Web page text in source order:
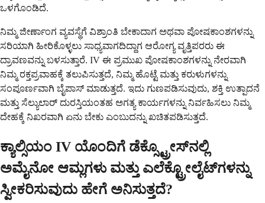
ಒಳಗೊಂಡಿದೆ.
ನಿಮ್ಮ ಜೀರ್ಣಾಂಗ ವ್ಯವಸ್ಥೆಗೆ ವಿಶ್ರಾಂತಿ ಬೇಕಾದಾಗ ಅಥವಾ ಪೋಷಕಾಂಶಗಳನ್ನು
ಸರಿಯಾಗಿ ಹೀರಿಕೊಳ್ಳಲು ಸಾಧ್ಯವಾಗದಿದ್ದಾಗ ಆರೋಗ್ಯ ವೃತ್ತಿಪರರು ಈ
ದ್ರಾವಣವನ್ನು ಬಳಸುತ್ತಾರೆ. IV ಈ ಪ್ರಮುಖ ಪೋಷಕಾಂಶಗಳನ್ನು ನೇರವಾಗಿ
ನಿಮ್ಮ ರಕ್ತಪ್ರವಾಹಕ್ಕೆ ತಲುಪಿಸುತ್ತದೆ, ನಿಮ್ಮ ಹೊಟ್ಟೆ ಮತ್ತು ಕರುಳುಗಳನ್ನು
ಸಂಪೂರ್ಣವಾಗಿ ಬೈಪಾಸ್ ಮಾಡುತ್ತದೆ. ಇದು ಗುಣಪಡಿಸುವುದು, ಶಕ್ತಿ ಉತ್ಪಾದನೆ
ಮತ್ತು ಸೆಲ್ಯುಲಾರ್ ದುರಸ್ತಿಯಂತಹ ಅಗತ್ಯ ಕಾರ್ಯಗಳನ್ನು ನಿರ್ವಹಿಸಲು ನಿಮ್ಮ
ದೇಹಕ್ಕೆ ನಿಖರವಾಗಿ ಏನು ಬೇಕು ಎಂಬುದನ್ನು ಖಚಿತಪಡಿಸುತ್ತದೆ.
ಕ್ಯಾಲ್ಸಿಯಂ IV ಯೊಂದಿಗೆ ಡೆಕ್ಸ್ಟ್ರೋಸ್‌ನಲ್ಲಿ
ಅಮೈನೋ ಆಮ್ಲಗಳು ಮತ್ತು ಎಲೆಕ್ಟ್ರೋಲೈಟ್‌ಗಳನ್ನು
ಸ್ವೀಕರಿಸುವುದು ಹೇಗೆ ಅನಿಸುತ್ತದೆ?